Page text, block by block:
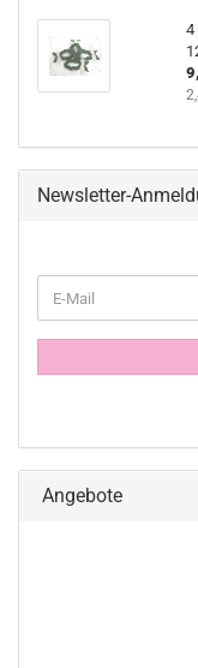
4
Newsletter-
ZUR
E-
Mail
Angebote